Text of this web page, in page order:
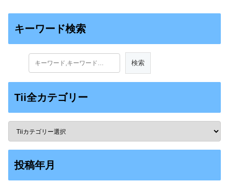
キーワード検索
Tii全カテゴリー
投稿年月